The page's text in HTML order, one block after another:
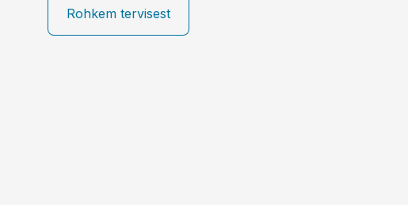
Rohkem tervisest